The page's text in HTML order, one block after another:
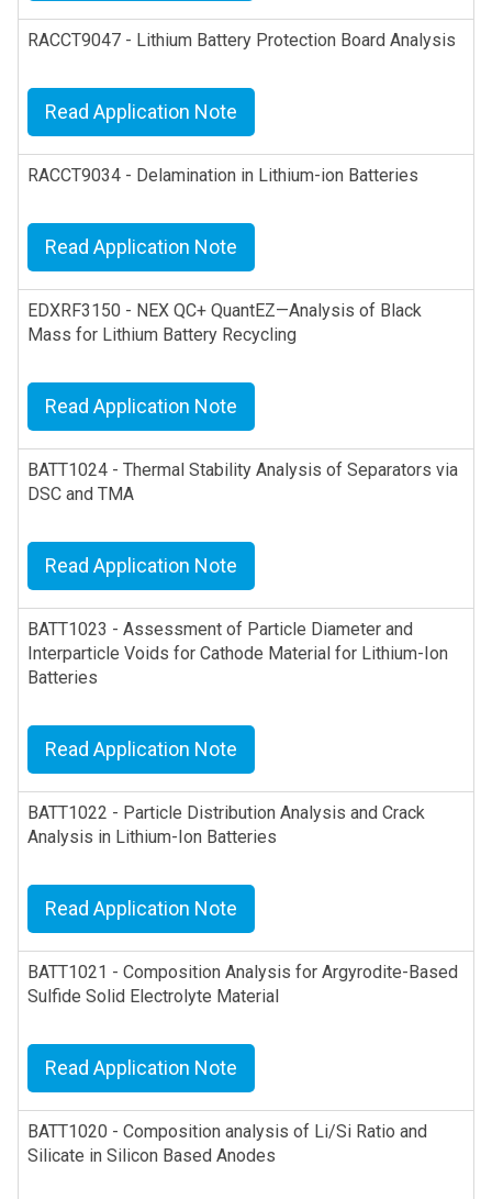
RACCT9047 - Lithium Battery Protection Board Analysis
Read Application Note
RACCT9034 - Delamination in Lithium-ion Batteries
Read Application Note
EDXRF3150 - NEX QC+ QuantEZ—Analysis of Black
Mass for Lithium Battery Recycling
Read Application Note
BATT1024 - Thermal Stability Analysis of Separators via
DSC and TMA
Read Application Note
BATT1023 - Assessment of Particle Diameter and
Interparticle Voids for Cathode Material for Lithium-Ion
Batteries
Read Application Note
BATT1022 - Particle Distribution Analysis and Crack
Analysis in Lithium-Ion Batteries
Read Application Note
BATT1021 - Composition Analysis for Argyrodite-Based
Sulfide Solid Electrolyte Material
Read Application Note
BATT1020 - Composition analysis of Li/Si Ratio and
Silicate in Silicon Based Anodes